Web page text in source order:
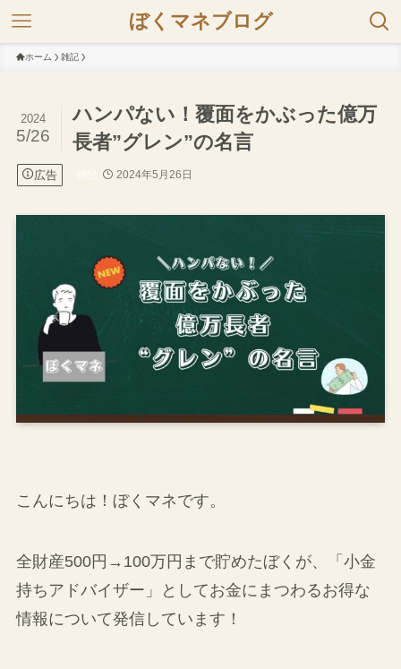
ぼくマネブログ
ホーム 雑記
ハンパない！覆面をかぶった億万
長者”グレン”の名言
2024
5/26
広告 2024年5月26日
こんにちは！ぼくマネです。
全財産500円→100万円まで貯めたぼくが、「小金
持ちアドバイザー」としてお金にまつわるお得な
情報について発信しています！